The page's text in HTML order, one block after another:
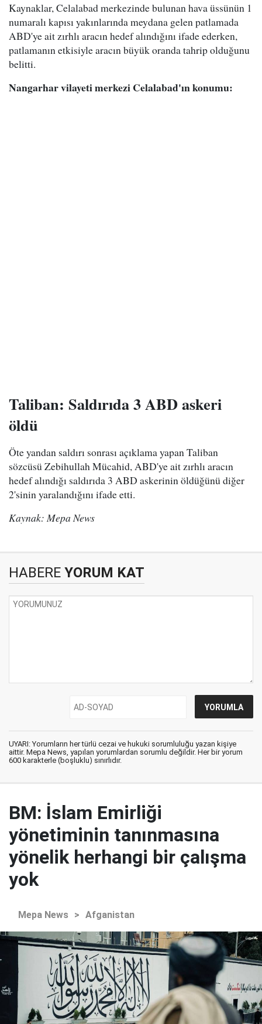
Kaynaklar, Celalabad merkezinde bulunan hava üssünün 1
numaralı kapısı yakınlarında meydana gelen patlamada
ABD'ye ait zırhlı aracın hedef alındığını ifade ederken,
patlamanın etkisiyle aracın büyük oranda tahrip olduğunu
belitti.
Nangarhar vilayeti merkezi Celalabad'ın konumu:
Taliban: Saldırıda 3 ABD askeri
öldü
Öte yandan saldırı sonrası açıklama yapan Taliban
sözcüsü Zebihullah Mücahid, ABD'ye ait zırhlı aracın
hedef alındığı saldırıda 3 ABD askerinin öldüğünü diğer
2'sinin yaralandığını ifade etti.
Kaynak: Mepa News
HABERE YORUM KAT
UYARI: Yorumların her türlü cezai ve hukuki sorumluluğu yazan kişiye
aittir. Mepa News, yapılan yorumlardan sorumlu değildir. Her bir yorum
600 karakterle (boşluklu) sınırlıdır.
BM: İslam Emirliği
yönetiminin tanınmasına
yönelik herhangi bir çalışma
yok
Mepa News > Afganistan